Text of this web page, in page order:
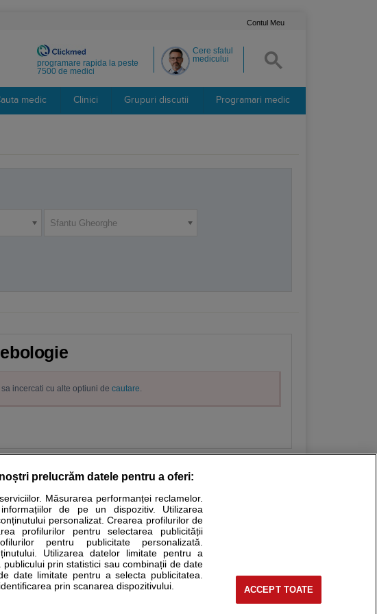
Contul Meu
Cere sfatul
medicului
programare rapida la peste
7500 de medici
medic Clinici Grupuri discutii Programari medic
Sfantu Gheorghe
incercati cu alte optiuni de cautare.
Calculatoare Stiri medicale
informativ si educational. Ele nu pot substitui consultul medical direct si
sa consultati fie medicul Dvs., fie unul dintre medicii pe care
prelucrăm datele pentru a oferi:
Măsurarea performanței reclamelor.
de pe un dispozitiv. Utilizarea
personalizat. Crearea profilurilor de
profilurilor pentru selectarea publicității
pentru publicitate personalizată.
Utilizarea datelor limitate pentru a
prin statistici sau combinații de date
date limitate pentru a selecta publicitatea.
prin scanarea dispozitivului.
ACCEPT TOATE